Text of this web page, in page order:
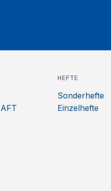
HEFTE
Sonderhefte
Einzelhefte